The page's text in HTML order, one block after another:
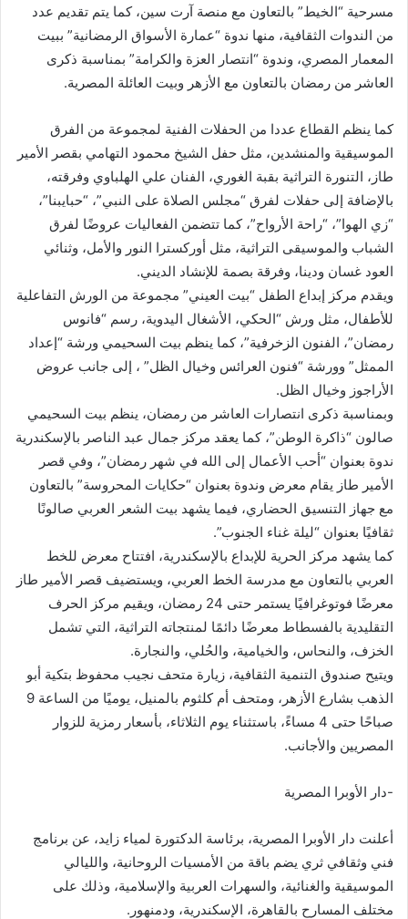
مسرحية “الخيط” بالتعاون مع منصة آرت سين، كما يتم تقديم عدد
من الندوات الثقافية، منها ندوة “عمارة الأسواق الرمضانية” ببيت
المعمار المصري، وندوة “انتصار العزة والكرامة” بمناسبة ذكرى
العاشر من رمضان بالتعاون مع الأزهر وبيت العائلة المصرية.
كما ينظم القطاع عددا من الحفلات الفنية لمجموعة من الفرق
الموسيقية والمنشدين، مثل حفل الشيخ محمود التهامي بقصر الأمير
طاز، التنورة التراثية بقبة الغوري، الفنان علي الهلباوي وفرقته،
بالإضافة إلى حفلات لفرق “مجلس الصلاة على النبي”، “حبايبنا”،
“زي الهوا”، “راحة الأرواح”، كما تتضمن الفعاليات عروضًا لفرق
الشباب والموسيقى التراثية، مثل أوركسترا النور والأمل، وثنائي
العود غسان ودينا، وفرقة بصمة للإنشاد الديني.
ويقدم مركز إبداع الطفل “بيت العيني” مجموعة من الورش التفاعلية
للأطفال، مثل ورش “الحكي، الأشغال اليدوية، رسم “فانوس
رمضان”، الفنون الزخرفية”، كما ينظم بيت السحيمي ورشة “إعداد
الممثل” وورشة “فنون العرائس وخيال الظل” ، إلى جانب عروض
الأراجوز وخيال الظل.
وبمناسبة ذكرى انتصارات العاشر من رمضان، ينظم بيت السحيمي
صالون “ذاكرة الوطن”، كما يعقد مركز جمال عبد الناصر بالإسكندرية
ندوة بعنوان “أحب الأعمال إلى الله في شهر رمضان”، وفي قصر
الأمير طاز يقام معرض وندوة بعنوان “حكايات المحروسة” بالتعاون
مع جهاز التنسيق الحضاري، فيما يشهد بيت الشعر العربي صالونًا
ثقافيًا بعنوان “ليلة غناء الجنوب”.
كما يشهد مركز الحرية للإبداع بالإسكندرية، افتتاح معرض للخط
العربي بالتعاون مع مدرسة الخط العربي، ويستضيف قصر الأمير طاز
معرضًا فوتوغرافيًا يستمر حتى 24 رمضان، ويقيم مركز الحرف
التقليدية بالفسطاط معرضًا دائمًا لمنتجاته التراثية، التي تشمل
الخزف، والنحاس، والخيامية، والحُلي، والنجارة.
ويتيح صندوق التنمية الثقافية، زيارة متحف نجيب محفوظ بتكية أبو
الذهب بشارع الأزهر، ومتحف أم كلثوم بالمنيل، يوميًا من الساعة 9
صباحًا حتى 4 مساءً، باستثناء يوم الثلاثاء، بأسعار رمزية للزوار
المصريين والأجانب.
-دار الأوبرا المصرية
أعلنت دار الأوبرا المصرية، برئاسة الدكتورة لمياء زايد، عن برنامج
فني وثقافي ثري يضم باقة من الأمسيات الروحانية، والليالي
الموسيقية والغنائية، والسهرات العربية والإسلامية، وذلك على
مختلف المسارح بالقاهرة، الإسكندرية، ودمنهور.